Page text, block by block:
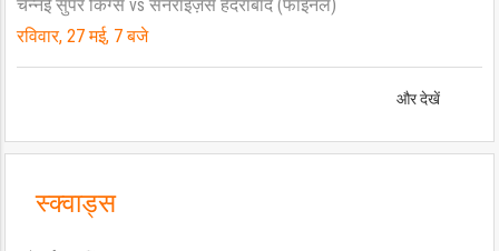
चेन्नई सुपर किंग्स vs सनराइज़र्स हैदराबाद (फाइनल)
रविवार, 27 मई, 7 बजे
और देखें
स्क्वाड्स